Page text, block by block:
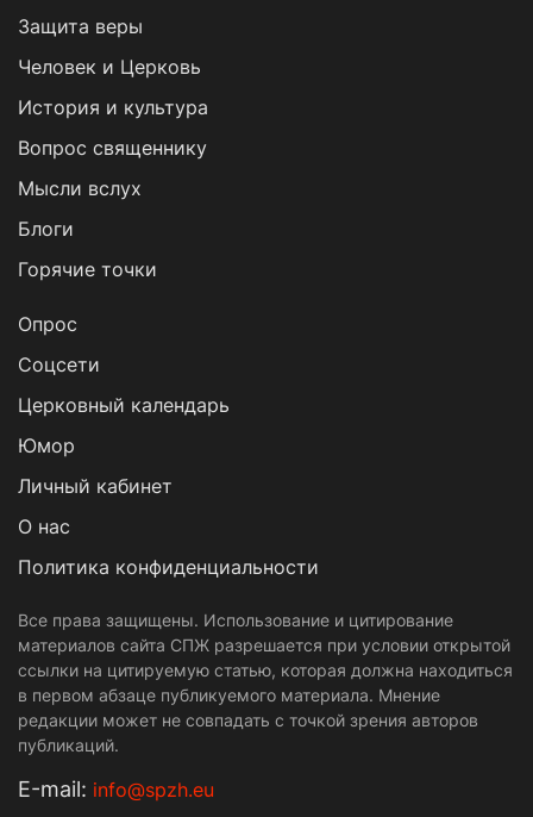
Защита веры
Человек и Церковь
История и культура
Вопрос священнику
Мысли вслух
Блоги
Горячие точки
Опрос
Cоцсети
Церковный календарь
Юмор
Личный кабинет
О нас
Политика конфиденциальности
Все права защищены. Использование и цитирование
материалов сайта СПЖ разрешается при условии открытой
ссылки на цитируемую статью, которая должна находиться
в первом абзаце публикуемого материала. Мнение
редакции может не совпадать с точкой зрения авторов
публикаций.
Е-mail: info@spzh.eu